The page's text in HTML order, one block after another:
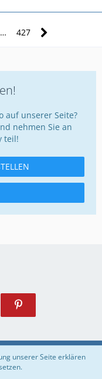
… 427
auf unserer Seite?
nehmen Sie an
teil!
unserer Seite erklären